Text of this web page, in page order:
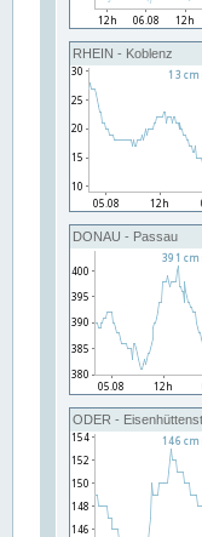
RHEIN - Koblenz
DONAU - Passau
ODER -